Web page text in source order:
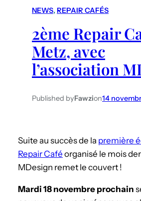
NEWS, REPAIR CAFÉS
2ème Repair
Metz, avec
l’association
Published byFawzion14
Suite au succès de la première
Repair Café organisé le mois
MDesign remet le couvert !
Mardi 18 novembre prochain